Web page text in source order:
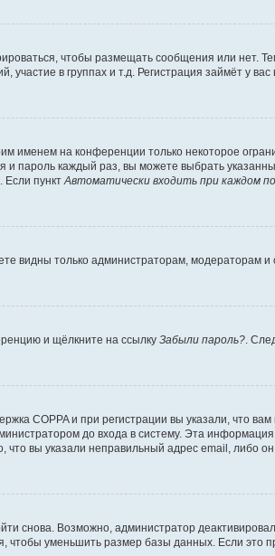
чтобы размещать сообщения или нет.
в группах и т.д. Регистрация займёт у
именем на конференции только некоторое
и пароль каждый раз, вы можете выбрать
Если пункт Автоматически входить при каждом
видны только администраторам, модераторам
и щёлкните на ссылку Забыли пароль? .
COPPA и при регистрации вы указали, что
до входа в систему. Эта
вы указали неправильный адрес email, либо
снова. Возможно, администратор
уменьшить размер базы данных. Если это